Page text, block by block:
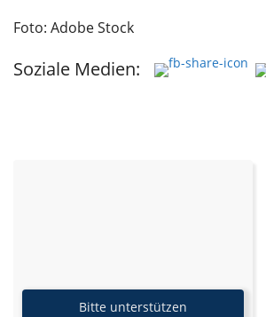
Foto: Adobe Stock
Soziale Medien:
Bitte unterstützen